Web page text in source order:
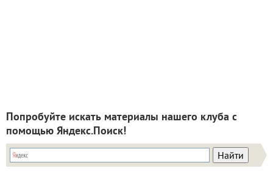
Попробуйте искать материалы нашего клуба с
помощью Яндекс.Поиск!